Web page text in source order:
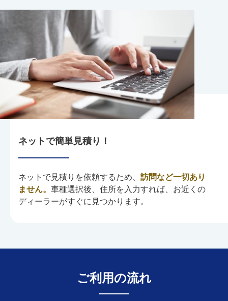
ネットで簡単見積り！
ネットで見積りを依頼するため、 訪問など一切あり
ません。 車種選択後、住所を入力すれば、お近くの
ディーラーがすぐに見つかります。
ご利用の流れ